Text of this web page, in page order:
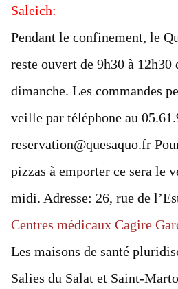
Saleich:
Pendant le confinement, le
reste ouvert de 9h30 à 12h30
dimanche. Les commandes
veille par téléphone au
reservation@quesaquo.fr
pizzas à emporter ce sera le
midi. Adresse: 26, rue de
Centres médicaux Cagire
Les maisons de santé
Salies du Salat et Saint-